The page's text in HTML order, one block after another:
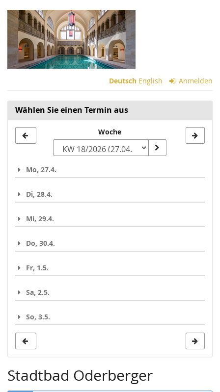
Zum
Haupt-
Inhalt
springen
Deutsch English Anmelden
Wählen Sie einen Termin aus
zur
auswählen
Woche
Mo, 27.4.
Di, 28.4.
Mi, 29.4.
Do, 30.4.
Fr, 1.5.
Sa, 2.5.
So, 3.5.
Stadtbad Oderberger